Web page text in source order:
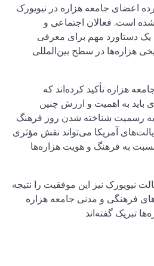
اعضای جامعه هزاره در نیویورک
است. فعالان اجتماعی و
یک دستاورد مهم برای معرفی
هزاره‌ها در سطح بین‌المللی
هزاره تأکید کرده‌اند که
باید به اهمیت و ارزش چنین
به رسمیت شناخته شدن روز فرهنگ
آمریکا می‌تواند نقش مؤثری
به فرهنگ و هویت هزاره‌ها
نیویورک نیز این موفقیت را نتیجه
فرهنگی و مدنی جامعه هزاره